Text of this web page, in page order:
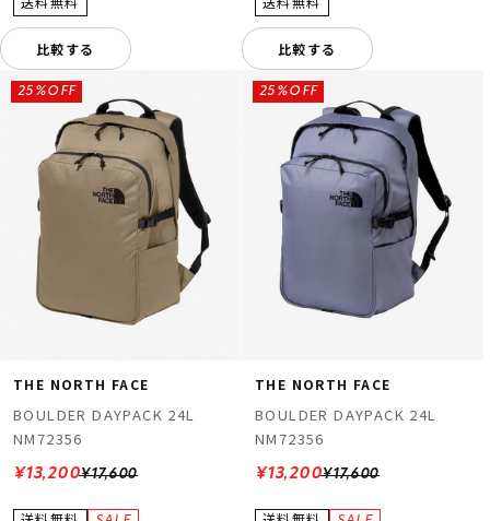
比較する 比較する
THE NORTH FACE
BOULDER DAYPACK 24L
NM72356
¥17,600
25%OFF
¥13,200
THE NORTH FACE
BOULDER DAYPACK 24L
NM72356
¥17,600
25%OFF
¥13,200